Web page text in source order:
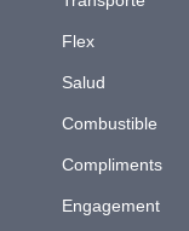
Flex
Salud
Combustible
Compliments
Engagement